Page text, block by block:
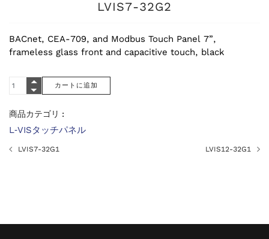
LVIS7-32G2
BACnet, CEA-709, and Modbus Touch Panel 7”,
frameless glass front and capacitive touch, black
商品カテゴリ :
L‑VISタッチパネル
LVIS7-32G1 LVIS12-32G1